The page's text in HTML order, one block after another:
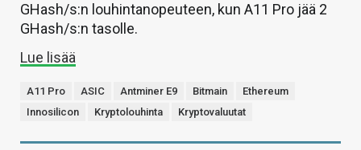
GHash/s:n louhintanopeuteen, kun A11 Pro jää 2
GHash/s:n tasolle.
Lue lisää
A11 Pro ASIC Antminer E9 Bitmain
Ethereum
Innosilicon
Kryptolouhinta Kryptovaluutat